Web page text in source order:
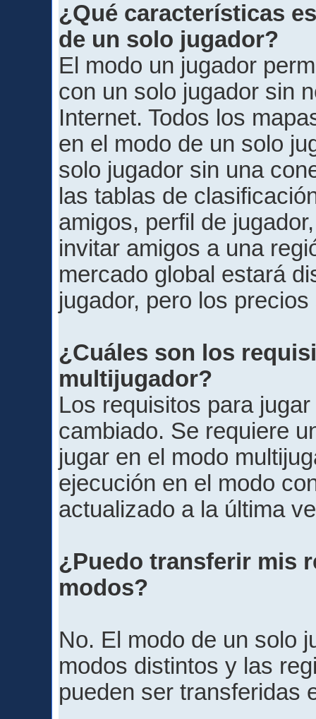
¿Qué características
de un solo jugador?
El modo un jugador
con un solo jugador sin
Internet. Todos los
en el modo de un solo
solo jugador sin una
las tablas de
amigos, perfil de
invitar amigos a una
mercado global estará
jugador, pero los
¿Cuáles son los
multijugador?
Los requisitos para
cambiado. Se requiere
jugar en el modo
ejecución en el modo
actualizado a la última
¿Puedo transferir mis
modos?
No. El modo de un solo
modos distintos y las
pueden ser transferidas